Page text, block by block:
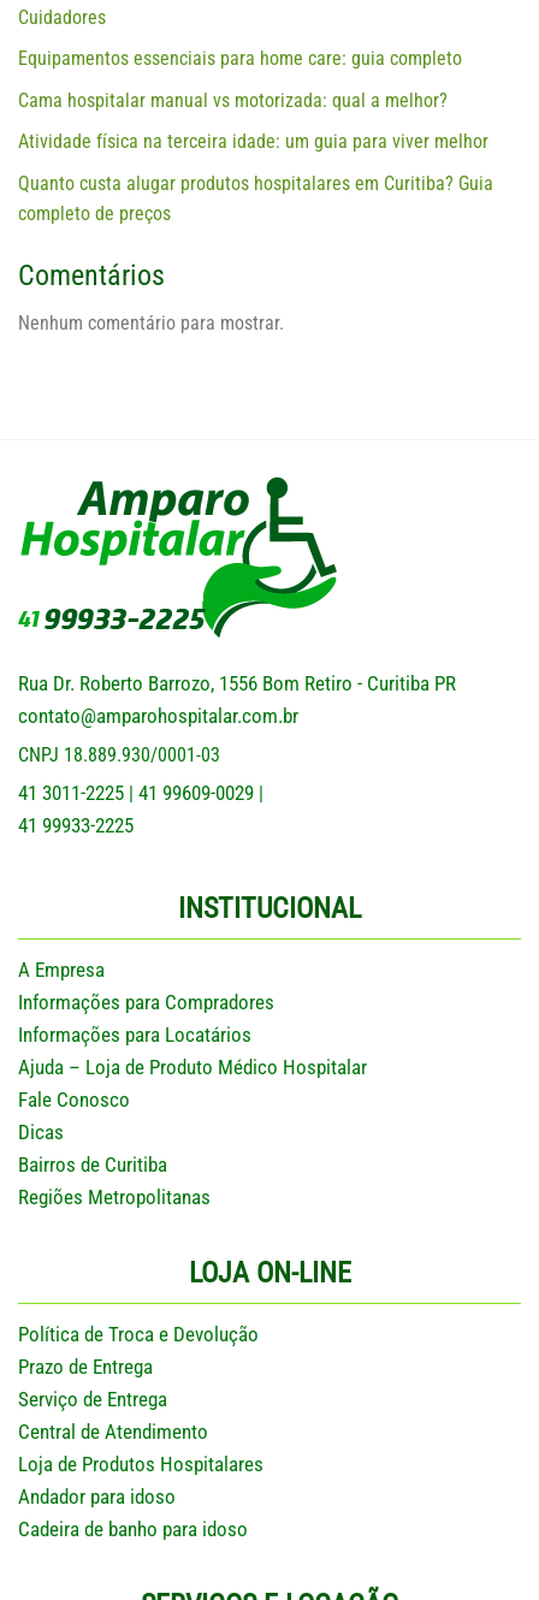
Cuidadores
Equipamentos essenciais para home care: guia completo
Cama hospitalar manual vs motorizada: qual a melhor?
Atividade física na terceira idade: um guia para viver melhor
Quanto custa alugar produtos hospitalares em Curitiba? Guia
completo de preços
Comentários
Nenhum comentário para mostrar.
Rua Dr. Roberto Barrozo, 1556 Bom Retiro - Curitiba PR
contato@amparohospitalar.com.br
CNPJ 18.889.930/0001-03
41 3011-2225 | 41 99609-0029 |
41 99933-2225
INSTITUCIONAL
A Empresa
Informações para Compradores
Informações para Locatários
Ajuda – Loja de Produto Médico Hospitalar
Fale Conosco
Dicas
Bairros de Curitiba
Regiões Metropolitanas
LOJA ON-LINE
Política de Troca e Devolução
Prazo de Entrega
Serviço de Entrega
Central de Atendimento
Loja de Produtos Hospitalares
Andador para idoso
Cadeira de banho para idoso